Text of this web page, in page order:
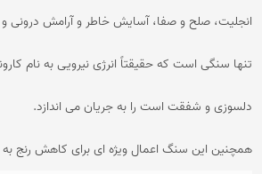
انجلیت، صلح و صفا، آسایش خاطر و آرامش درونی و
تنها سنگی است که حقیقتاً انرژی نیرویی به نام
دلسوزی و شفقت است را به جریان می اندازد.
همچنین این سنگ اعمال ویژه ای برای کاهش رنج به